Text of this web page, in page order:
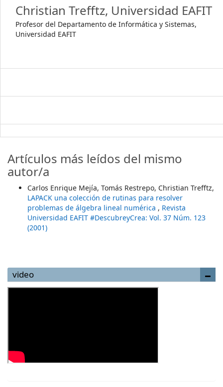
Christian Trefftz, Universidad EAFIT
Profesor del Departamento de Informática y Sistemas,
Universidad EAFIT
Artículos más leídos del mismo
autor/a
Carlos Enrique Mejía, Tomás Restrepo, Christian Trefftz,
LAPACK una colección de rutinas para resolver
problemas de álgebra lineal numérica , Revista
Universidad EAFIT #DescubreyCrea: Vol. 37 Núm. 123
(2001)
video